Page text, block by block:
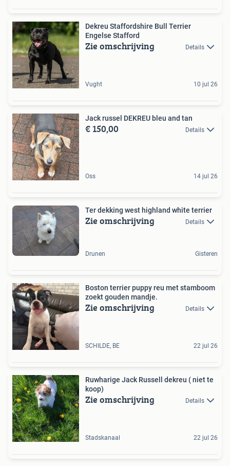
Dekreu Staffordshire Bull Terrier
Engelse Stafford
Zie omschrijving Details
Vught 10 jul 26
Jack russel DEKREU bleu and tan
€ 150,00 Details
Oss 14 jul 26
Ter dekking west highland white terrier
Zie omschrijving Details
Drunen Gisteren
Boston terrier puppy reu met stamboom
zoekt gouden mandje.
Zie omschrijving Details
SCHILDE, BE 22 jul 26
Ruwharige Jack Russell dekreu ( niet te
koop)
Zie omschrijving Details
Stadskanaal 22 jul 26